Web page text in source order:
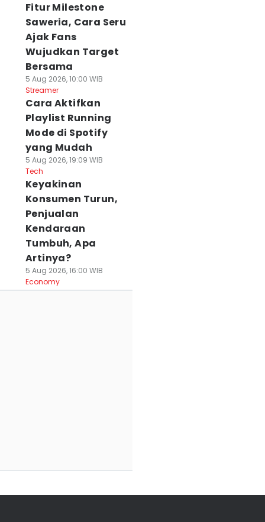
Fitur Milestone
Saweria, Cara Seru
Ajak Fans
Wujudkan Target
Bersama
5 Aug 2026, 10:00 WIB
Streamer
Cara Aktifkan
Playlist Running
Mode di Spotify
yang Mudah
5 Aug 2026, 19:09 WIB
Tech
Keyakinan
Konsumen Turun,
Penjualan
Kendaraan
Tumbuh, Apa
Artinya?
5 Aug 2026, 16:00 WIB
Economy